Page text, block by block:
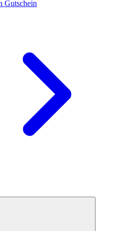
Gutschein